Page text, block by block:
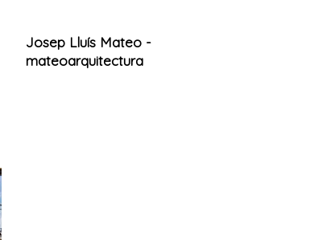
Josep Lluís Mateo -
mateoarquitectura